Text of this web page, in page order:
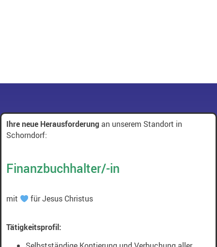
Ihre neue Herausforderung an unserem Standort in
Schorndorf:
Finanzbuchhalter/-in
mit für Jesus Christus
Tätigkeitsprofil: